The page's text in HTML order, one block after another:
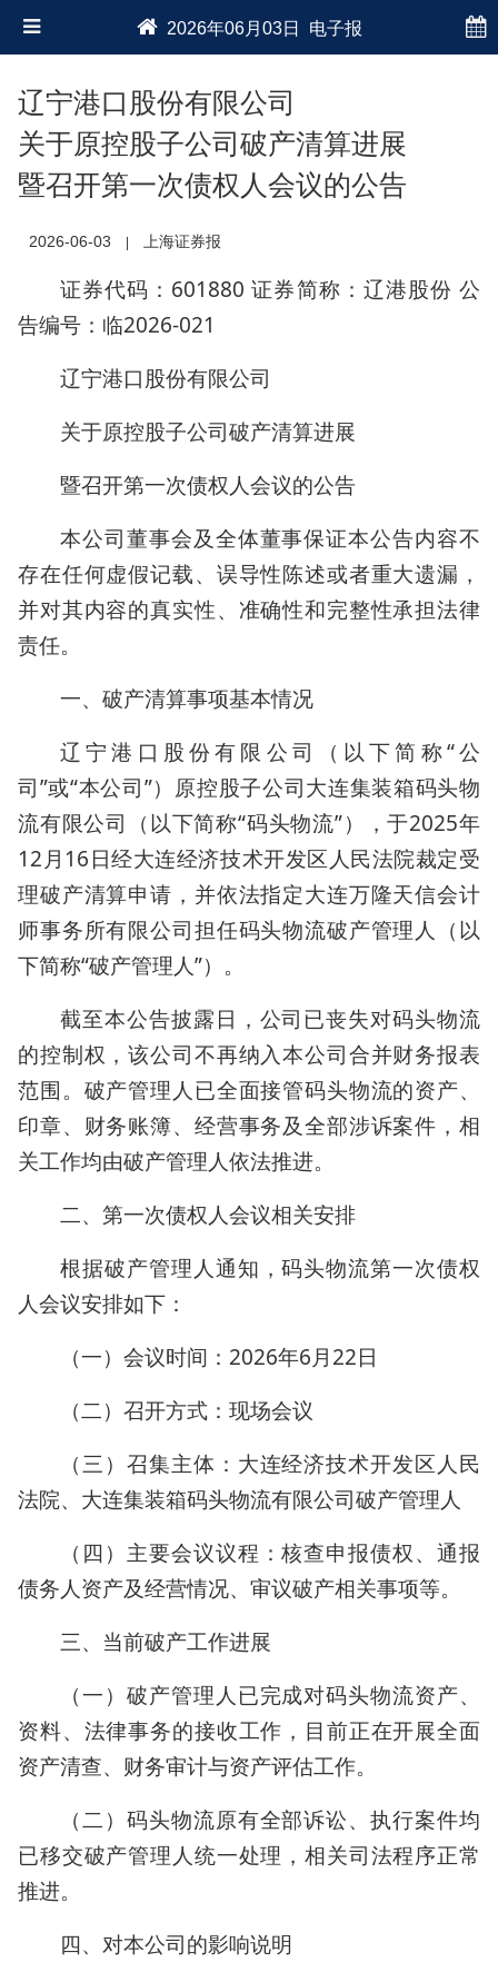
2026年06月03日 电子报
辽宁港口股份有限公司
关于原控股子公司破产清算进展
暨召开第一次债权人会议的公告
2026-06-03 上海证券报
证券代码：601880 证券简称：辽港股份 公
告编号：临2026-021
辽宁港口股份有限公司
关于原控股子公司破产清算进展
暨召开第一次债权人会议的公告
本公司董事会及全体董事保证本公告内容不
存在任何虚假记载、误导性陈述或者重大遗漏，
并对其内容的真实性、准确性和完整性承担法律
责任。
一、破产清算事项基本情况
辽宁港口股份有限公司（以下简称“公
司”或“本公司”）原控股子公司大连集装箱码头物
流有限公司（以下简称“码头物流”），于2025年
12月16日经大连经济技术开发区人民法院裁定受
理破产清算申请，并依法指定大连万隆天信会计
师事务所有限公司担任码头物流破产管理人（以
下简称“破产管理人”）。
截至本公告披露日，公司已丧失对码头物流
的控制权，该公司不再纳入本公司合并财务报表
范围。破产管理人已全面接管码头物流的资产、
印章、财务账簿、经营事务及全部涉诉案件，相
关工作均由破产管理人依法推进。
二、第一次债权人会议相关安排
根据破产管理人通知，码头物流第一次债权
人会议安排如下：
（一）会议时间：2026年6月22日
（二）召开方式：现场会议
（三）召集主体：大连经济技术开发区人民
法院、大连集装箱码头物流有限公司破产管理人
（四）主要会议议程：核查申报债权、通报
债务人资产及经营情况、审议破产相关事项等。
三、当前破产工作进展
（一）破产管理人已完成对码头物流资产、
资料、法律事务的接收工作，目前正在开展全面
资产清查、财务审计与资产评估工作。
（二）码头物流原有全部诉讼、执行案件均
已移交破产管理人统一处理，相关司法程序正常
推进。
四、对本公司的影响说明